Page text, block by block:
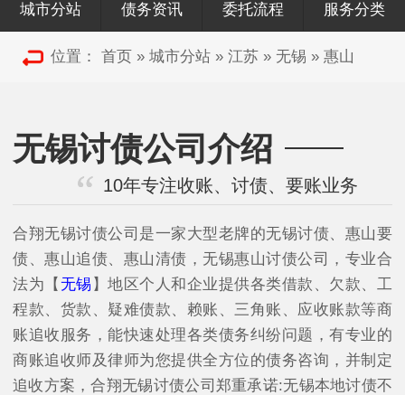
城市分站 债务资讯 委托流程 服务分类
位置： 首页 » 城市分站 » 江苏 » 无锡 » 惠山
无锡讨债公司介绍
10年专注收账、讨债、要账业务
合翔无锡讨债公司是一家大型老牌的无锡讨债、惠山要
债、惠山追债、惠山清债，无锡惠山讨债公司，专业合
法为【 无锡 】地区个人和企业提供各类借款、欠款、工
程款、货款、疑难债款、赖账、三角账、应收账款等商
账追收服务，能快速处理各类债务纠纷问题，有专业的
商账追收师及律师为您提供全方位的债务咨询，并制定
追收方案，合翔无锡讨债公司郑重承诺:无锡本地讨债不